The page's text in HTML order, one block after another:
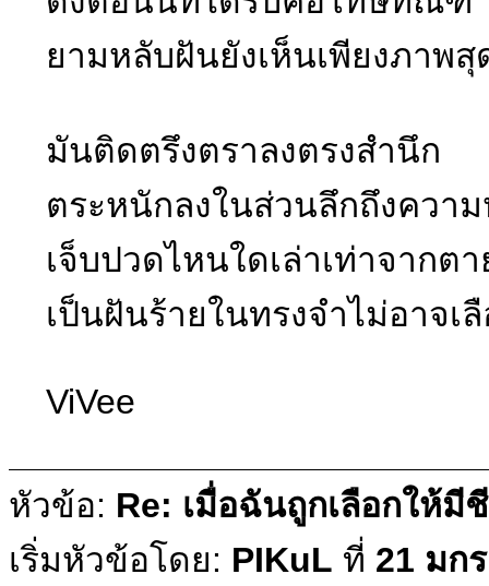
ยามหลับฝันยังเห็นเพียงภาพ
มันติดตรึงตราลงตรงสำนึก
ตระหนักลงในส่วนลึกถึงควา
เจ็บปวดไหนใดเล่าเท่าจากตา
เป็นฝันร้ายในทรงจำไม่อาจเ
ViVee
หัวข้อ: Re: เมื่อฉันถูกเลือกให้มี
เริ่มหัวข้อโดย: PIKuL ที่ 21 มก